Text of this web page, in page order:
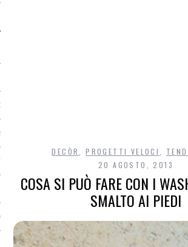
DECÒR ,PROGETTI VELOCI
20 AGOSTO, 2013
COSA SI PUÒ FARE CON I
SMALTO AI PIEDI